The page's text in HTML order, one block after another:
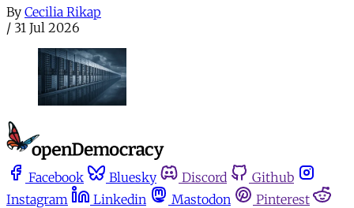
By Cecilia Rikap
/ 31 Jul 2026
Facebook Bluesky Discord
Github
Instagram
Linkedin Mastodon
Pinterest